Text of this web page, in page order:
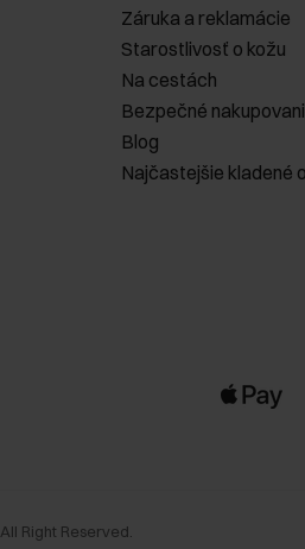
Záruka a reklamácie
Starostlivosť o kožu
Na cestách
Bezpečné
Blog
Najčastejšie kladené
. All Right Reserved.